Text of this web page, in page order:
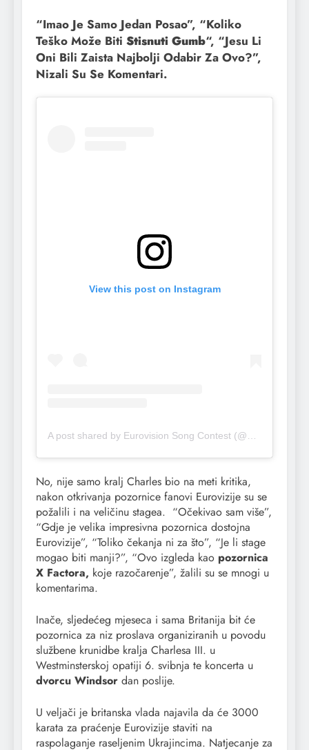
“Imao Je Samo Jedan Posao”, “Koliko
Teško Može Biti Stisnuti Gumb“, “Jesu Li
Oni Bili Zaista Najbolji Odabir Za Ovo?”,
Nizali Su Se Komentari.
View this post on Instagram
No, nije samo kralj Charles bio na meti kritika,
nakon otkrivanja pozornice fanovi Eurovizije su se
požalili i na veličinu stagea. “Očekivao sam više”,
“Gdje je velika impresivna pozornica dostojna
Eurovizije”, “Toliko čekanja ni za što”, “Je li stage
mogao biti manji?”, “Ovo izgleda kao pozornica
X Factora, koje razočarenje”, žalili su se mnogi u
komentarima.
Inače, sljedećeg mjeseca i sama Britanija bit će
pozornica za niz proslava organiziranih u povodu
službene krunidbe kralja Charlesa III. u
Westminsterskoj opatiji 6. svibnja te koncerta u
dvorcu Windsor dan poslije.
U veljači je britanska vlada najavila da će 3000
karata za praćenje Eurovizije staviti na
raspolaganje raseljenim Ukrajincima. Natjecanje za